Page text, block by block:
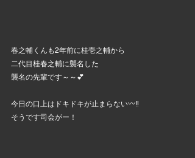
春之輔くんも2年前に桂壱之輔から
二代目桂春之輔に襲名した
襲名の先輩です～～💕
今日の口上はドキドキが止まらない〰️‼️
そうです司会がー！